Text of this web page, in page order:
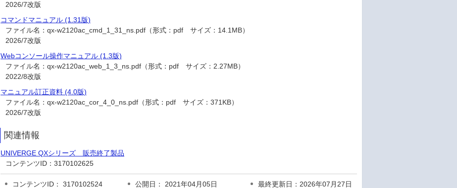
2026/7改版
コマンドマニュアル (1.31版)
ファイル名：qx-w2120ac_cmd_1_31_ns.pdf（形式：pdf サイズ：14.1MB）
2026/7改版
Webコンソール操作マニュアル (1.3版)
ファイル名：qx-w2120ac_web_1_3_ns.pdf（形式：pdf サイズ：2.27MB）
2022/8改版
マニュアル訂正資料 (4.0版)
ファイル名：qx-w2120ac_cor_4_0_ns.pdf（形式：pdf サイズ：371KB）
2026/7改版
関連情報
UNIVERGE QXシリーズ 販売終了製品
コンテンツID：3170102625
コンテンツID： 3170102524 公開日： 2021年04月05日 最終更新日：2026年07月27日